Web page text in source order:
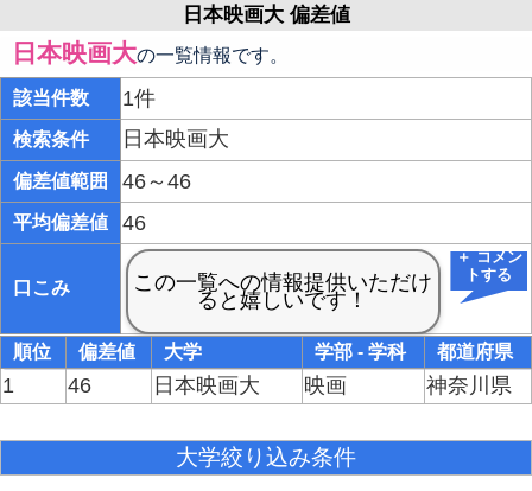
日本映画大 偏差値
日本映画大の一覧情報です。
該当件数 1件
検索条件 日本映画大
偏差値範囲 46～46
平均偏差値 46
口こみ
＋ コメン
トする
順位 偏差値 大学 学部 - 学科 都道府県
1 46 日本映画大 映画 神奈川県
大学絞り込み条件